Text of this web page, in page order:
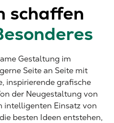
schaffen
Gestaltung im
Seite an Seite mit
inspirierende grafische
der Neugestaltung von
intelligenten Einsatz von
besten Ideen entstehen,